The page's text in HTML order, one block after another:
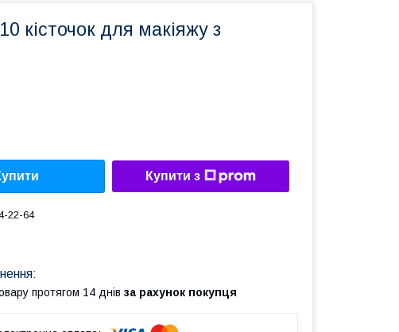
кісточок для макіяжу з
Купити з
22-64
протягом 14 днів за рахунок покупця